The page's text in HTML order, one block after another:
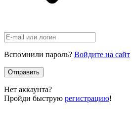
Вспомнили пароль? Войдите на сайт
Отправить
Нет аккаунта?
Пройди быструю регистрацию!